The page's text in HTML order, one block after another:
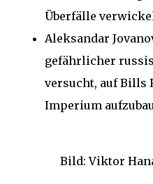
Überfälle
Aleksandar
gefährlicher
versucht, auf Bills
Imperium
Bild: Viktor